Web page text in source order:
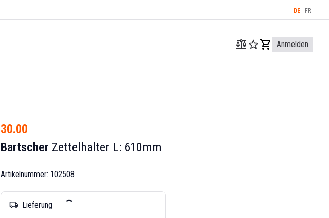
DE FR
Anmelden
30.00
Bartscher Zettelhalter L: 610mm
Artikelnummer: 102508
local_shipping Lieferung